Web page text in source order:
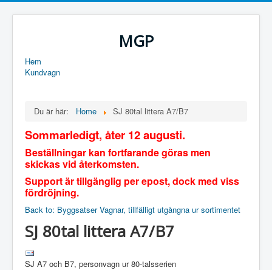
MGP
Hem
Kundvagn
Du är här: Home SJ 80tal littera A7/B7
Sommarledigt, åter 12 augusti.
Beställningar kan fortfarande göras men
skickas vid återkomsten.
Support är tillgänglig per epost, dock med viss
fördröjning.
Back to: Byggsatser Vagnar, tillfälligt utgångna ur sortimentet
SJ 80tal littera A7/B7
SJ A7 och B7, personvagn ur 80-talsserien